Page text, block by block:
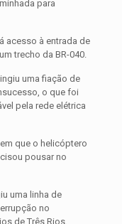
para
acesso à entrada de
trecho da BR-040.
uma fiação de
o que foi
pela rede elétrica
que o helicóptero
pousar no
uma linha de
no
de Três Rios,